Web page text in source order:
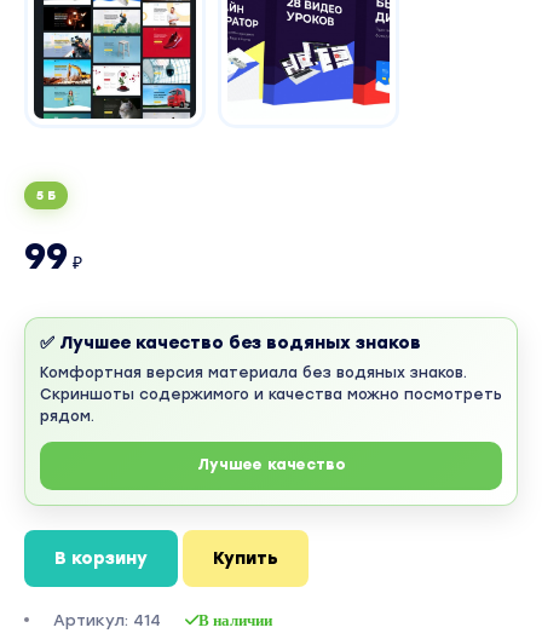
5 Б
99 ₽
✅ Лучшее качество без водяных знаков
Комфортная версия материала без водяных знаков.
Скриншоты содержимого и качества можно посмотреть
рядом.
Лучшее качество
В корзину Купить
Артикул: 414 В наличии